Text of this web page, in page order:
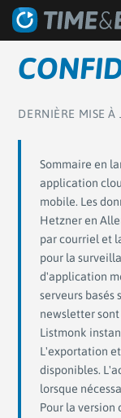
DERNIÈRE MISE
Sommaire en
application
mobile. Les
Hetzner en
par courriel et
pour la
d'application
serveurs basés
newsletter
Listmonk
L'exportation
disponibles.
lorsque
Pour la